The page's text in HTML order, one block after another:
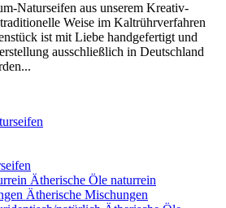
Naturseifen aus unserem Kreativ-
Weise im Kaltrührverfahren
ist mit Liebe handgefertigt und
ausschließlich in Deutschland
Ätherische Öle naturrein
Ätherische Mischungen